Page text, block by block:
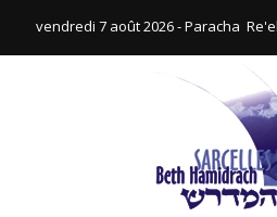
vendredi 7 août 2026 - Paracha